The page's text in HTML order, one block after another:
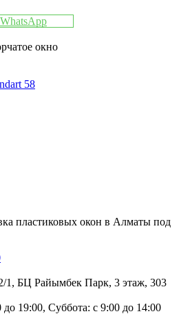
окно
58
пластиковых окон в Алматы под
1, БЦ Райымбек Парк, 3 этаж, 303
19:00, Суббота: с 9:00 до 14:00